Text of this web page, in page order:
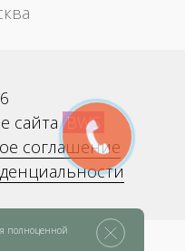
сайтаBWS
соглашение
полноценной